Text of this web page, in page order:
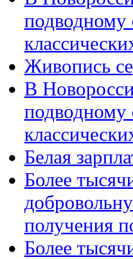
подводному
Живопись
В
подводному
Белая
Более
получения
Более